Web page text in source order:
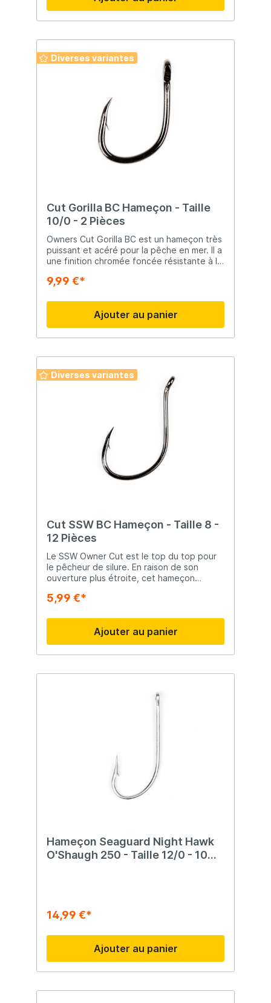
arbres ou des buissons en exerçant une
pression sur la canne et la ligne. Cela
vers l'angleur. Utilisez uniquement vos
mains pour retirer l'appât ou le plomb.
Diverses variantes
Cut Gorilla BC Hameçon - Taille
10/0 - 2 Pièces
Owners Cut Gorilla BC est un hameçon très
puissant et acéré pour la pêche en mer. Il a
une finition chromée foncée résistante à la
9,99 €*
Ajouter au panier
Diverses variantes
Cut SSW BC Hameçon - Taille 8 -
12 Pièces
Le SSW Owner Cut est le top du top pour
le pêcheur de silure. En raison de son
ouverture plus étroite, cet hameçon
à la pêche au poisson-chat, entre autres.
hameçon pénètre les bouche les plus
5,99 €*
Ajouter au panier
Hameçon Seaguard Night Hawk
O'Shaugh 250 - Taille 12/0 - 10
14,99 €*
Ajouter au panier